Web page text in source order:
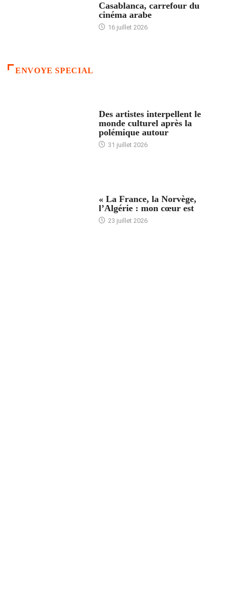
Casablanca, carrefour du
cinéma arabe
16 juillet 2026
ENVOYE SPECIAL
Des artistes interpellent le
monde culturel après la
polémique autour
31 juillet 2026
« La France, la Norvège,
l’Algérie : mon cœur est
23 juillet 2026